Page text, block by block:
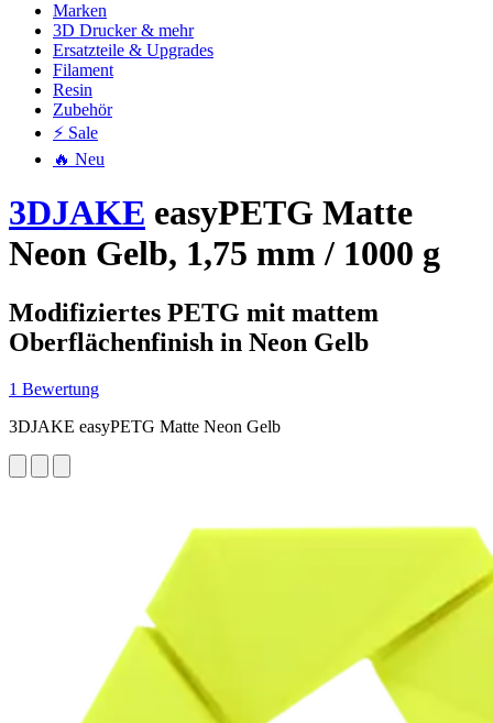
Marken
3D Drucker & mehr
Ersatzteile & Upgrades
Filament
Resin
Zubehör
⚡ Sale
🔥 Neu
3DJAKE easyPETG Matte
Neon Gelb, 1,75 mm / 1000 g
Modifiziertes PETG mit mattem
Oberflächenfinish in Neon Gelb
1 Bewertung
3DJAKE easyPETG Matte Neon Gelb